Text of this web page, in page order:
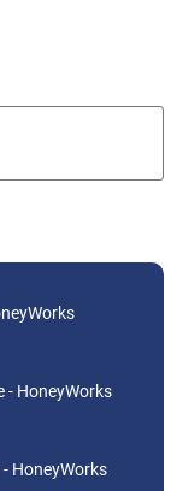
- HoneyWorks
HoneyWorks